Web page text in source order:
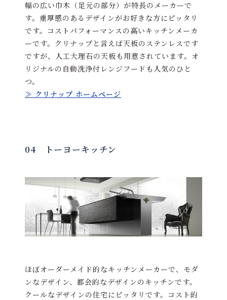
幅の広い巾木（足元の部分）が特長のメーカーで
す。重厚感のあるデザインがお好きな方にピッタリ
です。コストパフォーマンスの高いキッチンメーカ
ーです。クリナップと言えば天板のステンレスです
ですが、人工大理石の天板も用意されています。オ
リジナルの自動洗浄付レンジフードも人気のひと
つ。
≫ クリナップ ホームページ
04 トーヨーキッチン
ほぼオーダーメイド的なキッチンメーカーで、モダ
ンなデザイン、都会的なデザインのキッチンです。
クールなデザインの住宅にピッタリです。コスト的